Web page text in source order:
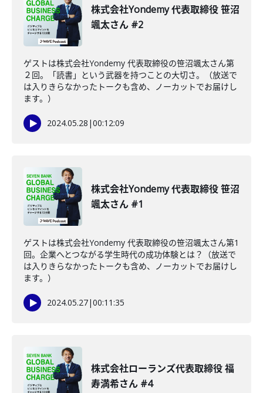
株式会社Yondemy 代表取締役 笹沼
颯太さん #2
ゲストは株式会社Yondemy 代表取締役の笹沼颯太さん第
２回。「読書」という武器を持つことの大切さ。（放送で
は入りきらなかったトークも含め、ノーカットでお届けし
ます。）
2024.05.28 |00:12:09
株式会社Yondemy 代表取締役 笹沼
颯太さん #1
ゲストは株式会社Yondemy 代表取締役の笹沼颯太さん第1
回。企業へとつながる学生時代の成功体験とは？（放送で
は入りきらなかったトークも含め、ノーカットでお届けし
ます。）
2024.05.27|00:11:35
株式会社ローランズ代表取締役 福
寿満希さん #4